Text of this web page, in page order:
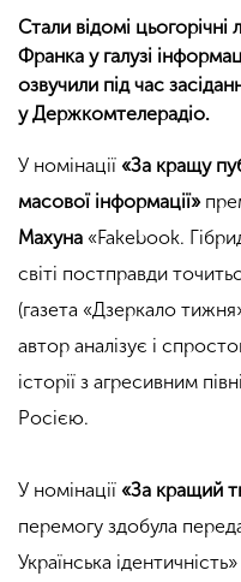
Стали відомі цьогорічні
Франка у галузі
озвучили під час
у Держкомтелерадіо.
У номінації «За кращу
масової інформації»
Махуна «Fakebook.
світі постправди
(газета «Дзеркало
автор аналізує і
історії з агресивним
Росією.
У номінації «За кращий
перемогу здобула
Українська